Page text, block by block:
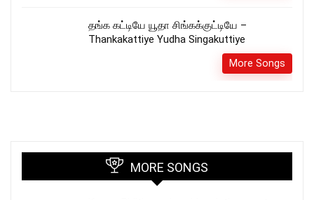
தங்க கட்டியே யூதா சிங்கக்குட்டியே –
Thankakattiye Yudha Singakuttiye
More Songs
MORE SONGS